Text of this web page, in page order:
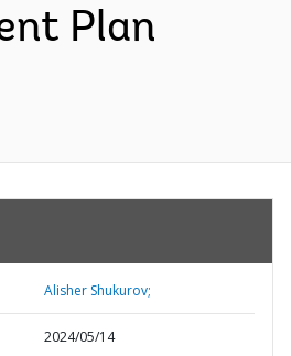
Plan
Alisher Shukurov;
2024/05/14